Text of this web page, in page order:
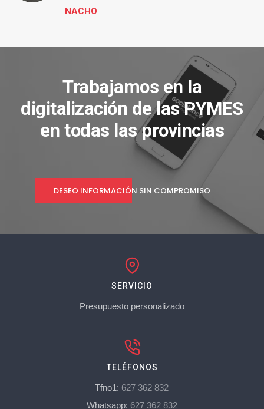
NACHO
Trabajamos en la
digitalización de las PYMES
en todas las provincias
DESEO INFORMACIÓN SIN COMPROMISO
SERVICIO
Presupuesto personalizado
TELÉFONOS
Tfno1: 627 362 832
Whatsapp: 627 362 832